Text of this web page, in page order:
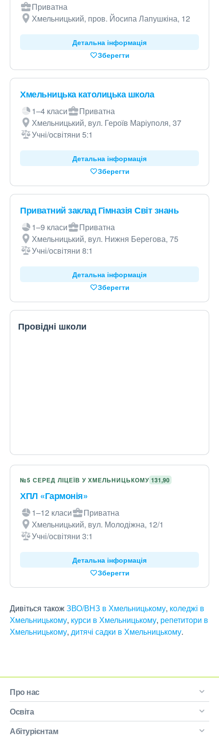
Приватна
Хмельницький, пров. Йосипа Лапушкіна, 12
Детальна інформація
Зберегти
Хмельницька католицька школа
1–4 класи
Приватна
Хмельницький, вул. Героїв Маріуполя, 37
Учні/освітяни 5:1
Детальна інформація
Зберегти
Приватний заклад Гімназія Світ знань
1–9 класи
Приватна
Хмельницький, вул. Нижня Берегова, 75
Учні/освітяни 8:1
Детальна інформація
Зберегти
Провідні школи
№5 СЕРЕД ЛІЦЕЇВ У ХМЕЛЬНИЦЬКОМУ 131,90
ХПЛ «Гармонія»
1–12 класи
Приватна
Хмельницький, вул. Молодіжна, 12/1
Учні/освітяни 3:1
Детальна інформація
Зберегти
Дивіться такожЗВО/ВНЗ в Хмельницькому, коледжі в
Хмельницькому, курси в Хмельницькому, репетитори в
Хмельницькому, дитячі садки в Хмельницькому.
Про нас
Освіта
Абітурієнтам